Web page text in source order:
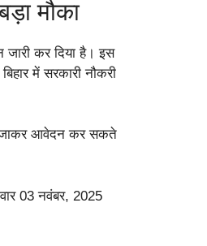
मौका
जारी कर दिया है। इस
में सरकारी नौकरी
आवेदन कर सकते
03 नवंबर, 2025